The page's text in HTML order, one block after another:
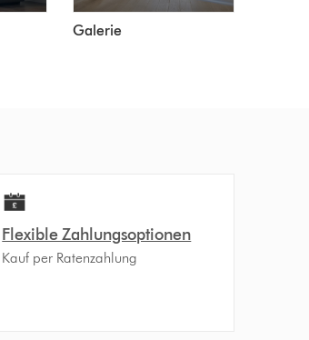
Galerie
Flexible Zahlungsoptionen
Kauf per Ratenzahlung